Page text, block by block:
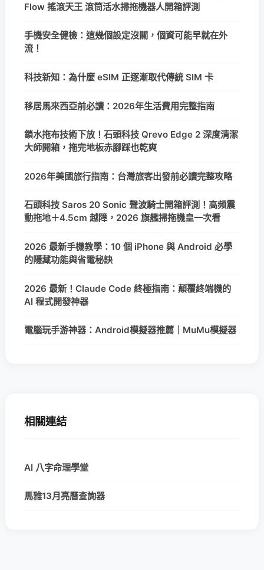
Flow 搖滾天王 滾筒活水掃拖機器人開箱評測
手機安全健檢：這幾個設定沒關，個資可能早就在外
流！
科技新知：為什麼 eSIM 正逐漸取代傳統 SIM 卡
移居馬來西亞前必讀：2026年生活費用完整指南
鎖水拖布技術下放！石頭科技 Qrevo Edge 2 深度清潔
大師開箱，拖完地板赤腳踩也乾爽
2026年美國旅行指南：台灣旅客出發前必讀完整攻略
石頭科技 Saros 20 Sonic 聲波騎士開箱評測！高頻震
動拖地＋4.5cm 越障，2026 旗艦掃拖機皇一次看
2026 最新手機教學：10 個 iPhone 與 Android 必學
的隱藏功能與省電秘訣
2026 最新！Claude Code 終極指南：顛覆終端機的
AI 程式開發神器
電腦玩手游神器：Android模擬器推薦｜MuMu模擬器
相關連結
AI 八字命理學堂
馬雅13月亮曆查詢器